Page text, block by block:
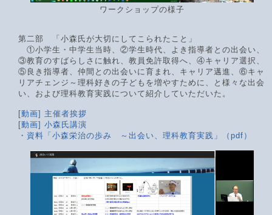
ワークショップの様子
第二部 「小森氏が大切にしてこられたこと」
①小学生・中学生当時、②学生時代、よき指導者との出会い、
③教育のすばらしさに触れ、教員免許取得へ、④キャリア選択、
⑤良き指導者、仲間との出会いに育まれ、キャリア邁進、⑥キャ
リアチェンジ～理科好きの子どもを増やすために、と様々な出会
い、および理科教育実践について紹介していただいた。
[動画] 主催者挨拶
[動画] 小森氏講演
・資料「小森栄治の歩み ～出会い、理科教育実践」（pdf）